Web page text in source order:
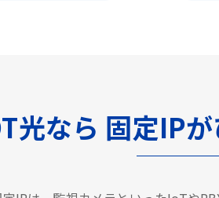
光なら 固定IPが